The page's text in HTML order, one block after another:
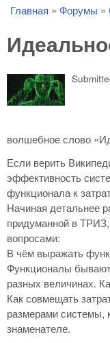
You are here
Главная » Форумы »
волшебное слово
Если верить
эффективность
функционала к
Начиная детальнее
придуманной в
вопросами:
В чём выражать
Функционалы
разных величинах.
Как совмещать
размерами системы,
знаменателе.